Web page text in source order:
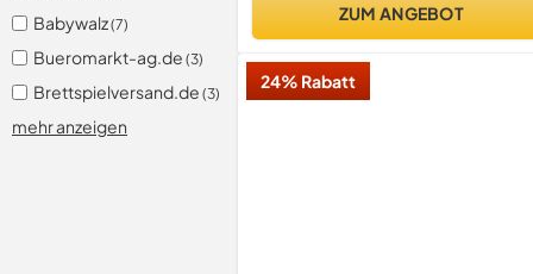
Babywalz(7)
Bueromarkt-ag.de (3)
Brettspielversand.de (3)
mehr anzeigen
ZUM ANGEBOT
24% Rabatt